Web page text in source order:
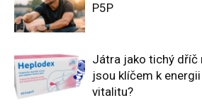
P5P
Játra jako tichý dříč
jsou klíčem k
vitalitu?